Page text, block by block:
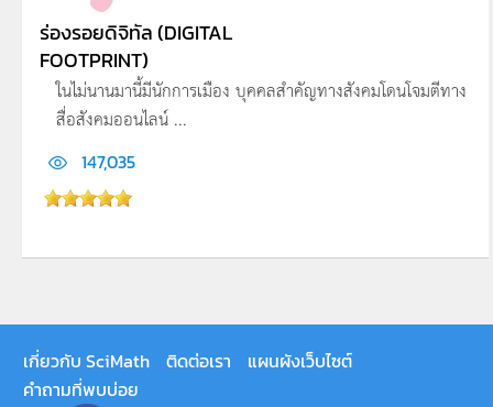
ร่องรอยดิจิทัล (DIGITAL
FOOTPRINT)
ในไม่นานมานี้มีนักการเมือง บุคคลสำคัญทางสังคมโดนโจมตีทาง
สื่อสังคมออนไลน์ ...
147,035
เกี่ยวกับ SciMath ติดต่อเรา
แผนผังเว็บไซต์
คำถามที่พบบ่อย